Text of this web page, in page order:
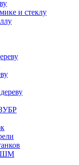
и стеклу